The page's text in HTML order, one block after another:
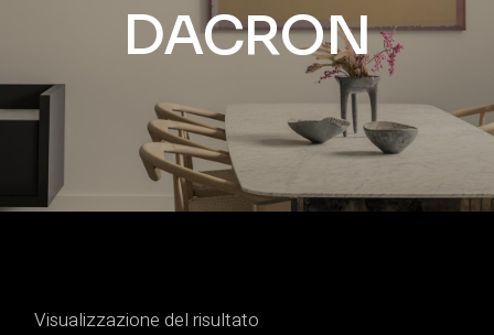
DACRON
Visualizzazione del risultato